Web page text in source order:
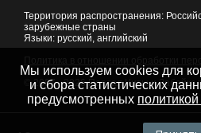
Территория распространения:
зарубежные страны
Языки: русский, английский
© 2007 - 2026Портал Читы и
Мы используем cookies для
и сбора статистических
предусмотренных